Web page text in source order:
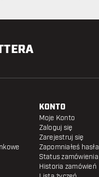
KONTO
Moje Konto
Zaloguj się
Zarejestruj się
Zapomniałeś hasła
Status zamówienia
Historia zamówień